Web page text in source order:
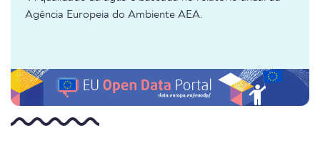
Agência Europeia do Ambiente AEA.